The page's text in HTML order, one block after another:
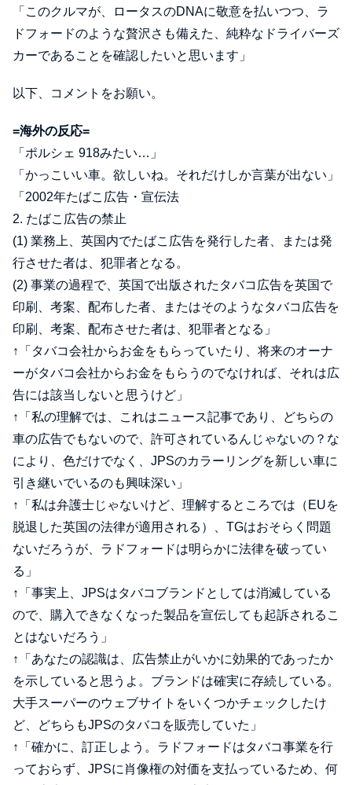
「このクルマが、ロータスのDNAに敬意を払いつつ、ラ
ドフォードのような贅沢さも備えた、純粋なドライバーズ
カーであることを確認したいと思います」
以下、コメントをお願い。
=海外の反応=
「ポルシェ 918みたい…」
「かっこいい車。欲しいね。それだけしか言葉が出ない」
「2002年たばこ広告・宣伝法
2. たばこ広告の禁止
(1) 業務上、英国内でたばこ広告を発行した者、または発
行させた者は、犯罪者となる。
(2) 事業の過程で、英国で出版されたタバコ広告を英国で
印刷、考案、配布した者、またはそのようなタバコ広告を
印刷、考案、配布させた者は、犯罪者となる」
↑「タバコ会社からお金をもらっていたり、将来のオーナ
ーがタバコ会社からお金をもらうのでなければ、それは広
告には該当しないと思うけど」
↑「私の理解では、これはニュース記事であり、どちらの
車の広告でもないので、許可されているんじゃないの？な
により、色だけでなく、JPSのカラーリングを新しい車に
引き継いでいるのも興味深い」
↑「私は弁護士じゃないけど、理解するところでは（EUを
脱退した英国の法律が適用される）、TGはおそらく問題
ないだろうが、ラドフォードは明らかに法律を破ってい
る」
↑「事実上、JPSはタバコブランドとしては消滅している
ので、購入できなくなった製品を宣伝しても起訴されるこ
とはないだろう」
↑「あなたの認識は、広告禁止がいかに効果的であったか
を示していると思うよ。ブランドは確実に存続している。
大手スーパーのウェブサイトをいくつかチェックしたけ
ど、どちらもJPSのタバコを販売していた」
↑「確かに、訂正しよう。ラドフォードはタバコ事業を行
っておらず、JPSに肖像権の対価を支払っているため、何